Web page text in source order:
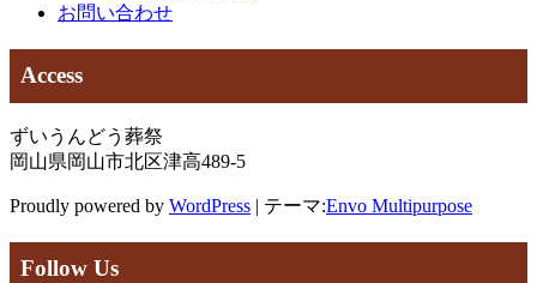
お問い合わせ
Access
ずいうんどう葬祭
岡山県岡山市北区津高489-5
Proudly powered by WordPress | テーマ:Envo Multipurpose
Follow Us